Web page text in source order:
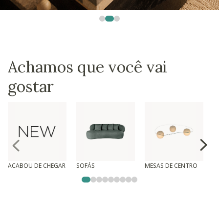
Achamos que você vai
gostar
ACABOU DE CHEGAR SOFÁS MESAS DE CENTRO